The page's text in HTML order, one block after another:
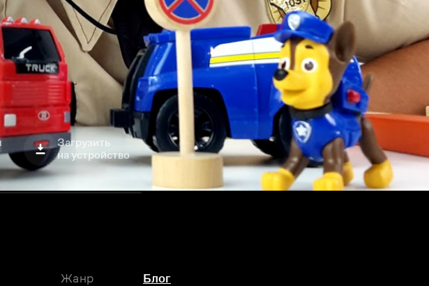
Загрузить
на устройство
Жанр Блог